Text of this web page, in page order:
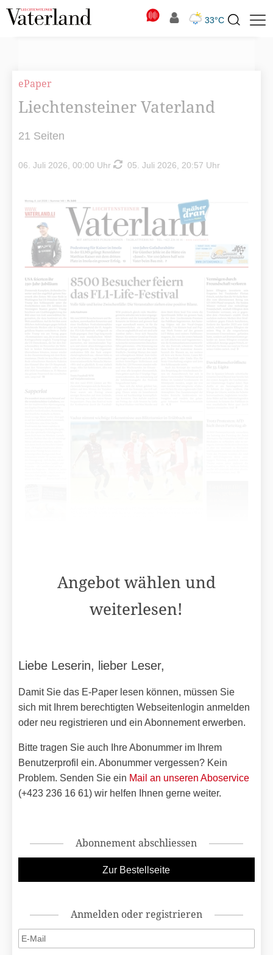
33°CSuchbegriff
ePaper
Liechtensteiner Vaterland
21 Seiten
06. Juli 2026, 00:00 Uhr 05. Juli 2026, 20:57 Uhr
Angebot wählen und
weiterlesen!
Liebe Leserin, lieber Leser,
Damit Sie das E-Paper lesen können, müssen Sie
sich mit Ihrem berechtigten Webseitenlogin anmelden
oder neu registrieren und ein Abonnement erwerben.
Bitte tragen Sie auch Ihre Abonummer im Ihrem
Benutzerprofil ein. Abonummer vergessen? Kein
Problem. Senden Sie ein Mail an unseren Aboservice
(+423 236 16 61) wir helfen Ihnen gerne weiter.
Abonnement abschliessen
Anmelden oder registrieren